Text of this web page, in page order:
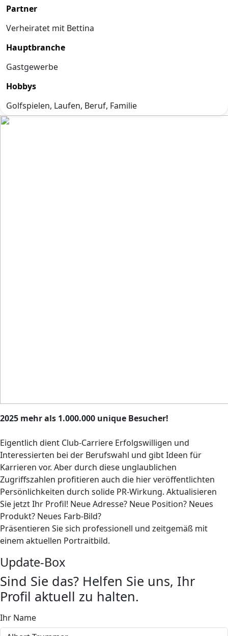
Partner
Verheiratet mit Bettina
Hauptbranche
Gastgewerbe
Hobbys
Golfspielen, Laufen, Beruf, Familie
2025 mehr als 1.000.000 unique Besucher!
Eigentlich dient Club-Carriere Erfolgswilligen und
Interessierten bei der Berufswahl und gibt Ideen für
Karrieren vor. Aber durch diese unglaublichen
Zugriffszahlen profitieren auch die hier veröffentlichten
Persönlichkeiten durch solide PR-Wirkung. Aktualisieren
Sie jetzt Ihr Profil! Neue Adresse? Neue Position? Neues
Produkt? Neues Farb-Bild?
Präsentieren Sie sich professionell und zeitgemäß mit
einem aktuellen Portraitbild.
Update-Box
Sind Sie das? Helfen Sie uns, Ihr
Profil aktuell zu halten.
Ihr Name